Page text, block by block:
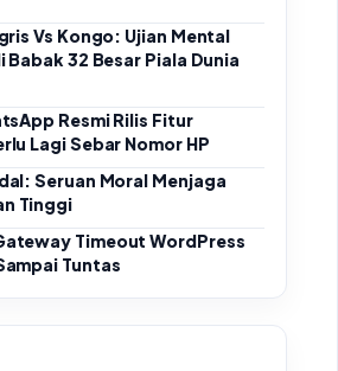
Vs Kongo: Ujian Mental
Babak 32 Besar Piala Dunia
Resmi Rilis Fitur
Lagi Sebar Nomor HP
Seruan Moral Menjaga
Tinggi
Timeout WordPress
Tuntas